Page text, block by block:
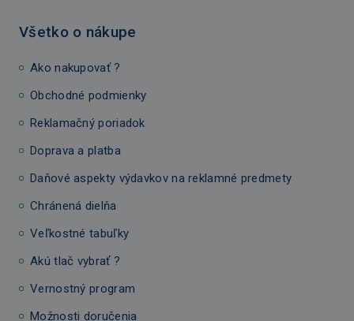
Všetko o nákupe
Ako nakupovať ?
Obchodné podmienky
Reklamačný poriadok
Doprava a platba
Daňové aspekty výdavkov na reklamné predmety
Chránená dielňa
Veľkostné tabuľky
Akú tlač vybrať ?
Vernostný program
Možnosti doručenia